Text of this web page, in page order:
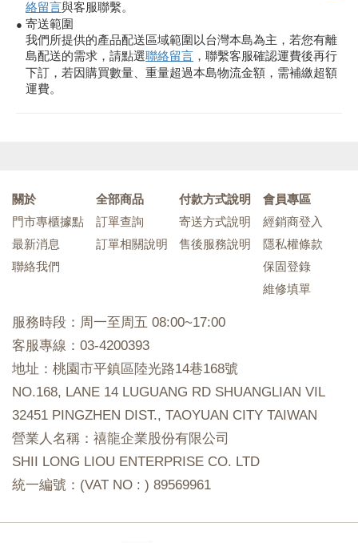
絡留言與客服聯繫。
● 寄送範圍
我們所提供的產品配送區域範圍以台灣本島為主，若您有離
島配送的需求，請點選聯絡留言 ，聯繫客服確認運費後再行
下訂，若因購買數量、重量超過本島物流金額，需補繳超額
運費。
關於
門市專櫃據點
最新消息
聯絡我們
全部商品
訂單查詢
訂單相關說明
付款方式說明
寄送方式說明
售後服務說明
會員專區
經銷商登入
隱私權條款
保固登錄
維修填單
服務時段：周一至周五 08:00~17:00
客服專線：03-4200393
地址：桃園市平鎮區陸光路14巷168號
NO.168, LANE 14 LUGUANG RD SHUANGLIAN VIL
32451 PINGZHEN DIST., TAOYUAN CITY TAIWAN
營業人名稱：禧龍企業股份有限公司
SHII LONG LIOU ENTERPRISE CO. LTD
統一編號：(VAT NO : ) 89569961